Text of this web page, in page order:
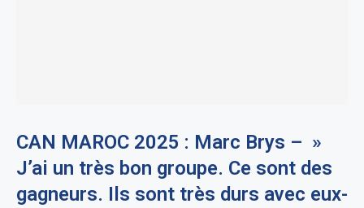
CAN MAROC 2025 : Marc Brys – »
J’ai un très bon groupe. Ce sont des
gagneurs. Ils sont très durs avec eux-